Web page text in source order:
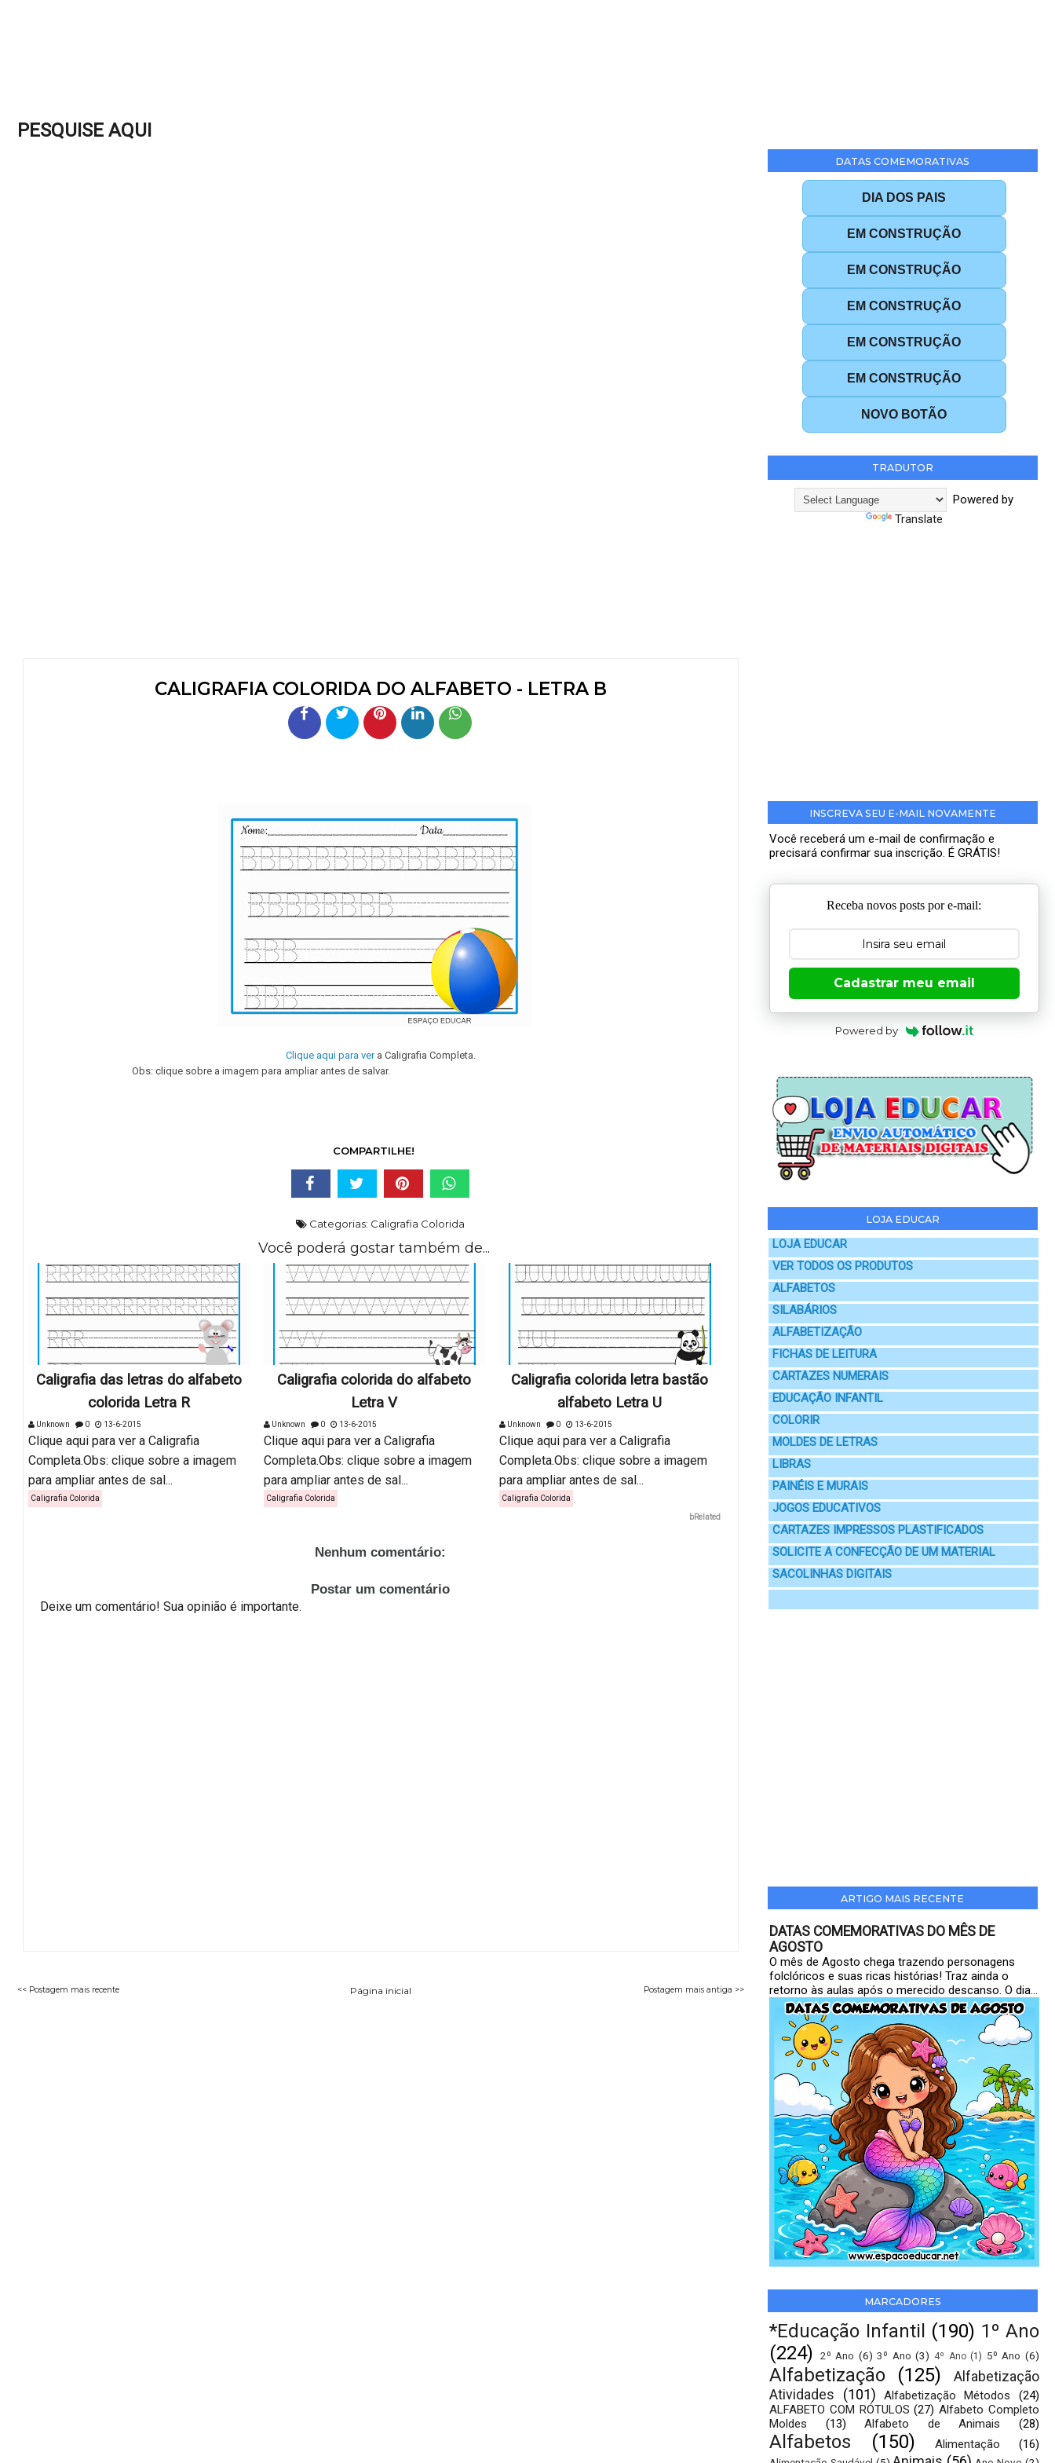
PESQUISE AQUI
CALIGRAFIA COLORIDA DO ALFABETO - LETRA B
Clique aqui para vera Caligrafia Completa.
Obs: clique sobre a imagem para ampliar antes de salvar.
COMPARTILHE!
Categorias: Caligrafia Colorida
Você poderá gostar também de...
Caligrafia das letras do alfabeto
colorida Letra R
Unknown 0 13-6-2015
Clique aqui para ver a Caligrafia
Completa.Obs: clique sobre a imagem
para ampliar antes de sal...
Caligrafia Colorida
Caligrafia colorida do alfabeto
Letra V
Unknown 0 13-6-2015
Clique aqui para ver a Caligrafia
Completa.Obs: clique sobre a imagem
para ampliar antes de sal...
Caligrafia Colorida
Caligrafia colorida letra bastão
alfabeto Letra U
Unknown 0 13-6-2015
Clique aqui para ver a Caligrafia
Completa.Obs: clique sobre a imagem
para ampliar antes de sal...
Caligrafia Colorida
bRelated
Nenhum comentário:
Postar um comentário
Deixe um comentário! Sua opinião é importante.
<< Postagem mais recente Postagem mais antiga >>
Página inicial
DATAS COMEMORATIVAS
DIA DOS PAIS
EM CONSTRUÇÃO
EM CONSTRUÇÃO
EM CONSTRUÇÃO
EM CONSTRUÇÃO
EM CONSTRUÇÃO
NOVO BOTÃO
TRADUTOR
Powered by
Translate
INSCREVA SEU E-MAIL NOVAMENTE
Você receberá um e-mail de confirmação e
precisará confirmar sua inscrição. É GRÁTIS!
Receba novos posts por e-mail:
Cadastrar meu email
Powered by
LOJA EDUCAR
LOJA EDUCAR
VER TODOS OS PRODUTOS
ALFABETOS
SILABÁRIOS
ALFABETIZAÇÃO
FICHAS DE LEITURA
CARTAZES NUMERAIS
EDUCAÇÃO INFANTIL
COLORIR
MOLDES DE LETRAS
LIBRAS
PAINÉIS E MURAIS
JOGOS EDUCATIVOS
CARTAZES IMPRESSOS PLASTIFICADOS
SOLICITE A CONFECÇÃO DE UM MATERIAL
SACOLINHAS DIGITAIS
ARTIGO MAIS RECENTE
DATAS COMEMORATIVAS DO MÊS DE
AGOSTO
O mês de Agosto chega trazendo personagens
folclóricos e suas ricas histórias! Traz ainda o
retorno às aulas após o merecido descanso. O dia...
MARCADORES
*Educação Infantil (190) 1º Ano
(224)
2º Ano (6) 3º Ano (3) 4º Ano (1) 5º Ano (6)
Alfabetização (125)
Alfabetização
Atividades
(101) Alfabetização Métodos
(24)
ALFABETO COM RÓTULOS (27) Alfabeto Completo
Moldes
(13) Alfabeto de Animais (28)
Alfabetos (150) Alimentação (16)